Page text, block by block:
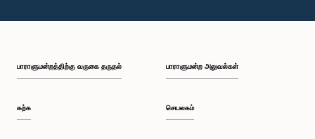
பாராளுமன்றத்திற்கு வருகை தருதல்
கற்க
பாராளுமன்ற அலுவல்கள்
செயலகம்